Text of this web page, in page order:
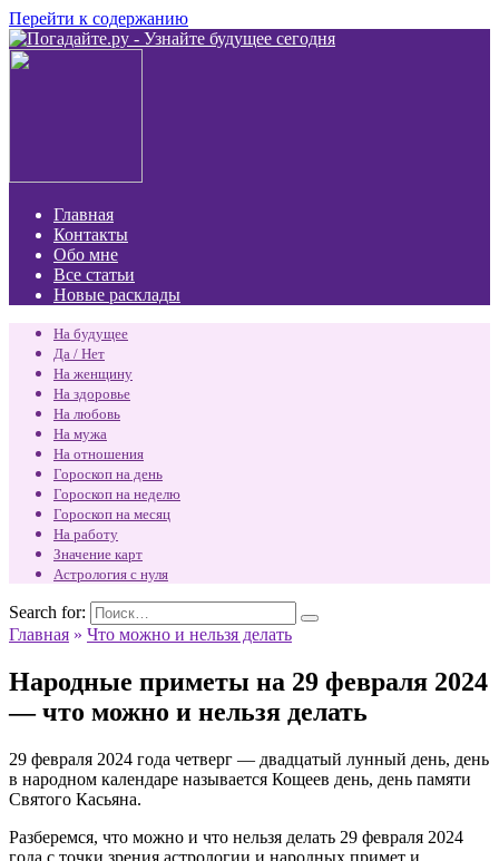
Перейти к содержанию
Главная
Контакты
Обо мне
Все статьи
Новые расклады
На будущее
Да / Нет
На женщину
На здоровье
На любовь
На мужа
На отношения
Гороскоп на день
Гороскоп на неделю
Гороскоп на месяц
На работу
Значение карт
Астрология с нуля
Search for:
Главная » Что можно и нельзя делать
Народные приметы на 29 февраля 2024
— что можно и нельзя делать
29 февраля 2024 года четверг — двадцатый лунный день, день
в народном календаре называется Кощеев день, день памяти
Святого Касьяна.
Разберемся, что можно и что нельзя делать 29 февраля 2024
года с точки зрения астрологии и народных примет и